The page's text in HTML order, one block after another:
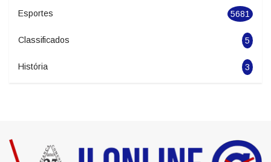
Economia 2278
Politica 1963
Esportes 5681